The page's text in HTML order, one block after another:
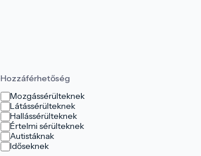
Hozzáférhetőség
Mozgássérülteknek
Látássérülteknek
Hallássérülteknek
Értelmi sérülteknek
Autistáknak
Időseknek